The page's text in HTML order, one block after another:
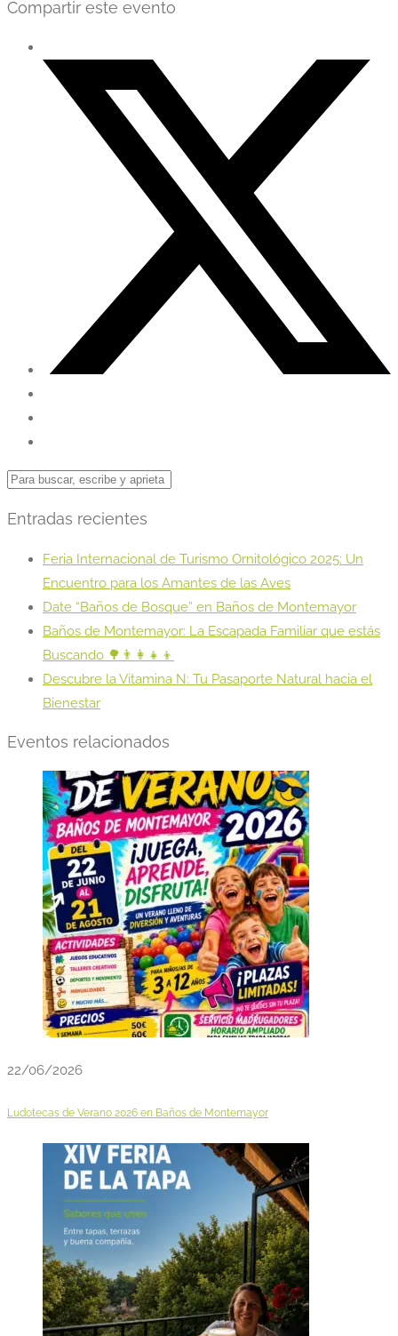
Compartir este evento
Entradas recientes
Feria Internacional de Turismo Ornitológico 2025: Un
Encuentro para los Amantes de las Aves
Date “Baños de Bosque” en Baños de Montemayor
Baños de Montemayor: La Escapada Familiar que estás
Buscando 🌳👨‍👩‍👧‍👦
Descubre la Vitamina N: Tu Pasaporte Natural hacia el
Bienestar
Eventos relacionados
22/06/2026
Ludotecas de Verano 2026 en Baños de Montemayor